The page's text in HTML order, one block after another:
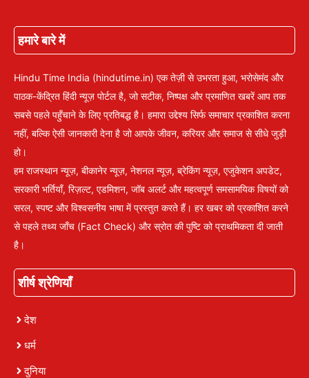
हमारे बारे में
Hindu Time India (hindutime.in) एक तेज़ी से उभरता हुआ, भरोसेमंद और
पाठक-केंद्रित हिंदी न्यूज़ पोर्टल है, जो सटीक, निष्पक्ष और प्रमाणित खबरें आप तक
सबसे पहले पहुँचाने के लिए प्रतिबद्ध है। हमारा उद्देश्य सिर्फ समाचार प्रकाशित करना
नहीं, बल्कि ऐसी जानकारी देना है जो आपके जीवन, करियर और समाज से सीधे जुड़ी
हो।
हम राजस्थान न्यूज़, बीकानेर न्यूज़, नेशनल न्यूज़, ब्रेकिंग न्यूज़, एजुकेशन अपडेट,
सरकारी भर्तियाँ, रिज़ल्ट, एडमिशन, जॉब अलर्ट और महत्वपूर्ण समसामयिक विषयों को
सरल, स्पष्ट और विश्वसनीय भाषा में प्रस्तुत करते हैं। हर खबर को प्रकाशित करने
से पहले तथ्य जाँच (Fact Check) और स्रोत की पुष्टि को प्राथमिकता दी जाती
है।
शीर्ष श्रेणियाँ
देश
धर्म
दुनिया